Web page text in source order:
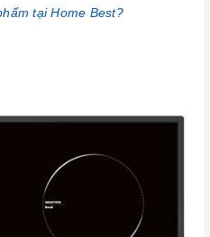
tại Home Best?